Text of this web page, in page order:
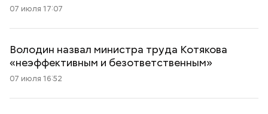
07 июля 17:07
Володин назвал министра труда Котякова
«неэффективным и безответственным»
07 июля 16:52